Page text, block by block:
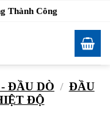
Thành Công
ĐẦU DÒ / ĐẦU
ĐỘ